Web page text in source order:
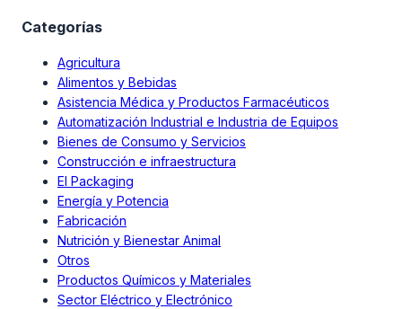
Categorías
Agricultura
Alimentos y Bebidas
Asistencia Médica y Productos Farmacéuticos
Automatización Industrial e Industria de Equipos
Bienes de Consumo y Servicios
Construcción e infraestructura
El Packaging
Energía y Potencia
Fabricación
Nutrición y Bienestar Animal
Otros
Productos Químicos y Materiales
Sector Eléctrico y Electrónico